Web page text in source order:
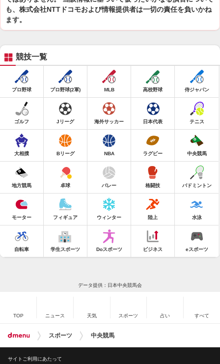
も、株式会社NTTドコモおよび情報提供者は一切の責任を負いかね
ます。
競技一覧
プロ野球 プロ野球(2軍) MLB 高校野球 侍ジャパン
ゴルフ Jリーグ 海外サッカー 日本代表 テニス
大相撲 Bリーグ NBA ラグビー 中央競馬
地方競馬 卓球 バレー 格闘技 バドミントン
モーター フィギュア ウィンター 陸上 水泳
自転車 学生スポーツ Doスポーツ ビジネス eスポーツ
データ提供：日本中央競馬会
TOP ニュース 天気 スポーツ 占い すべて
スポーツ 中央競馬
サイトご利用にあたって